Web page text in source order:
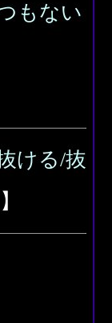
もない
ける/抜
】